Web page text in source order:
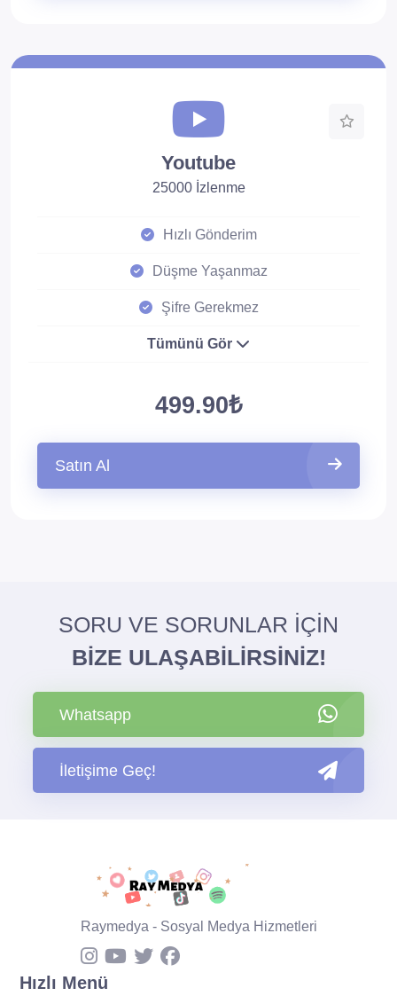
Youtube
25000 İzlenme
Hızlı Gönderim
Düşme Yaşanmaz
Şifre Gerekmez
Tümünü Gör
499.90₺
Satın Al
SORU VE SORUNLAR İÇİN
BİZE ULAŞABİLİRSİNİZ!
Whatsapp
İletişime Geç!
Raymedya - Sosyal Medya Hizmetleri
Hızlı Menü